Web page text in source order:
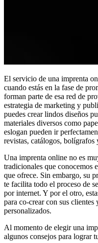
El servicio de una imprenta
cuando estás en la fase de
forman parte de esa red de
estrategia de marketing y
puedes crear lindos diseños
materiales diversos como
eslogan pueden ir
revistas, catálogos, bolígrafos
Una imprenta online no es
tradicionales que conocemos
que ofrece. Sin embargo, su
te facilita todo el proceso de
por internet. Y por el otro,
para co-crear con sus clientes
personalizados.
Al momento de elegir una
algunos consejos para lograr